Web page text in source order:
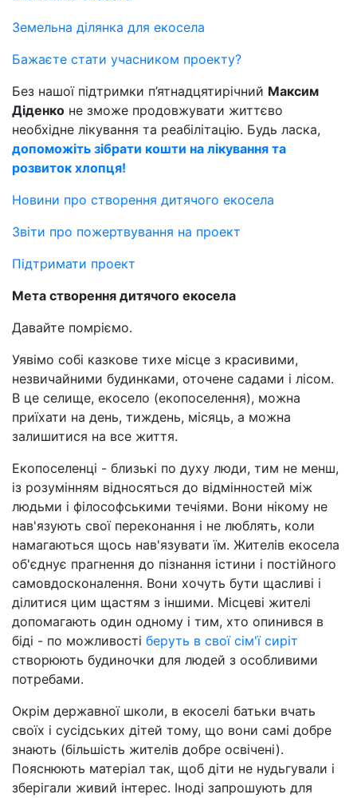
Земельна ділянка для екосела
Бажаєте стати учасником проекту?
Без нашої підтримки п’ятнадцятирічний Максим
Діденко не зможе продовжувати життєво
необхідне лікування та реабілітацію. Будь ласка,
допоможіть зібрати кошти на лікування та
розвиток хлопця!
Новини про створення дитячого екосела
Звіти про пожертвування на проект
Підтримати проект
Мета створення дитячого екосела
Давайте помріємо.
Уявімо собі казкове тихе місце з красивими,
незвичайними будинками, оточене садами і лісом.
В це селище, екосело (екопоселення), можна
приїхати на день, тиждень, місяць, а можна
залишитися на все життя.
Екопоселенці - близькі по духу люди, тим не менш,
із розумінням відносяться до відмінностей між
людьми і філософськими течіями. Вони нікому не
нав'язують свої переконання і не люблять, коли
намагаються щось нав'язувати їм. Жителів екосела
об'єднує прагнення до пізнання істини і постійного
самовдосконалення. Вони хочуть бути щасливі і
ділитися цим щастям з іншими. Місцеві жителі
допомагають один одному і тим, хто опинився в
біді - по можливості беруть в свої сім'ї сиріт
створюють будиночки для людей з особливими
потребами.
Окрім державної школи, в екоселі батьки вчать
своїх і сусідських дітей тому, що вони самі добре
знають (більшість жителів добре освічені).
Пояснюють матеріал так, щоб діти не нудьгували і
зберігали живий інтерес. Іноді запрошують для